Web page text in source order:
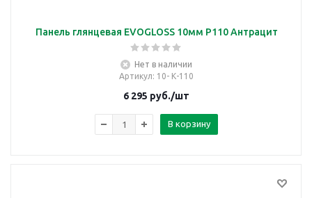
Панель глянцевая EVOGLOSS 10мм P110 Антрацит
Нет в наличии
Артикул: 10- К-110
6 295 руб./шт
В корзину